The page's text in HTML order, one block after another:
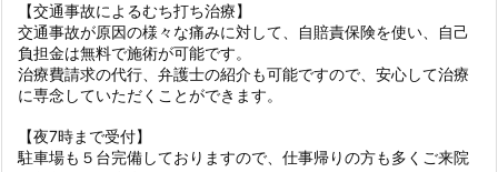
【交通事故によるむち打ち治療】
交通事故が原因の様々な痛みに対して、自賠責保険を使い、自己
負担金は無料で施術が可能です。
治療費請求の代行、弁護士の紹介も可能ですので、安心して治療
に専念していただくことができます。
【夜7時まで受付】
駐車場も５台完備しておりますので、仕事帰りの方も多くご来院